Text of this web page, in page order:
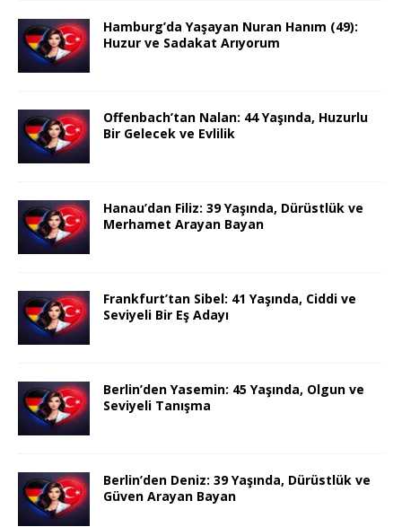
Hamburg’da Yaşayan Nuran Hanım (49):
Huzur ve Sadakat Arıyorum
Offenbach’tan Nalan: 44 Yaşında, Huzurlu
Bir Gelecek ve Evlilik
Hanau’dan Filiz: 39 Yaşında, Dürüstlük ve
Merhamet Arayan Bayan
Frankfurt’tan Sibel: 41 Yaşında, Ciddi ve
Seviyeli Bir Eş Adayı
Berlin’den Yasemin: 45 Yaşında, Olgun ve
Seviyeli Tanışma
Berlin’den Deniz: 39 Yaşında, Dürüstlük ve
Güven Arayan Bayan